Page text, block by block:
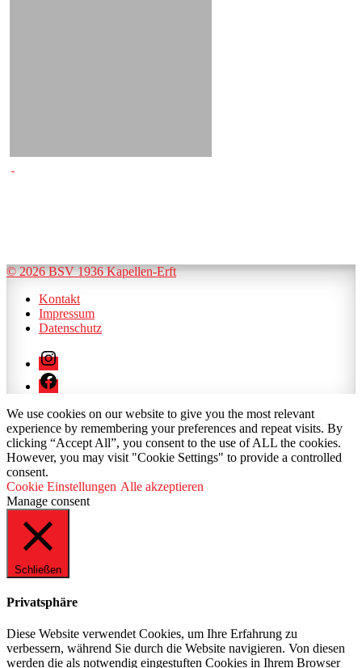
© 2026 BSV 1936 Kapellen-Erft
Kontakt
Impressum
Datenschutz
Instagram
Facebook
We use cookies on our website to give you the most relevant
experience by remembering your preferences and repeat visits. By
clicking “Accept All”, you consent to the use of ALL the cookies.
However, you may visit "Cookie Settings" to provide a controlled
consent.
Cookie Einstellungen Alle akzeptieren
Manage consent
Schließen
Privatsphäre
Diese Website verwendet Cookies, um Ihre Erfahrung zu
verbessern, während Sie durch die Website navigieren. Von diesen
werden die als notwendig eingestuften Cookies in Ihrem Browser